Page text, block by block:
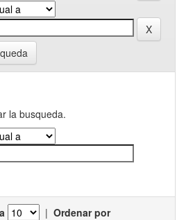
la busqueda.
| Ordenar por